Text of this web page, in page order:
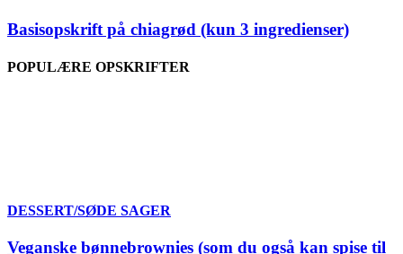
Basisopskrift på chiagrød (kun 3 ingredienser)
POPULÆRE OPSKRIFTER
DESSERT/SØDE SAGER
Veganske bønnebrownies (som du også kan spise til